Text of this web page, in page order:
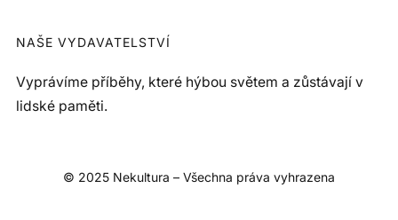
NAŠE VYDAVATELSTVÍ
Vyprávíme příběhy, které hýbou světem a zůstávají v
lidské paměti.
© 2025 Nekultura – Všechna práva vyhrazena